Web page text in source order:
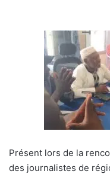
Présent lors de la
des journalistes de